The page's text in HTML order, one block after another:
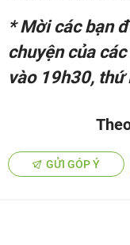
* Mời các bạn
chuyện của
vào 19h30, thứ
GỬI GÓP Ý